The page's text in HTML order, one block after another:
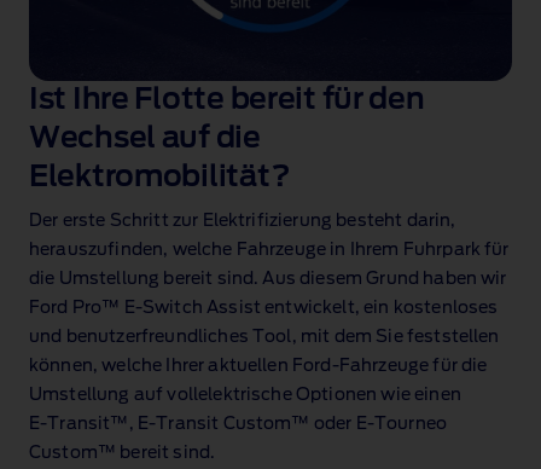
Ist Ihre Flotte bereit für den
Wechsel auf die
Elektromobilität?
Der erste Schritt zur Elektrifizierung besteht darin,
herauszufinden, welche Fahrzeuge in Ihrem Fuhrpark für
die Umstellung bereit sind. Aus diesem Grund haben wir
Ford Pro™ E‑Switch Assist entwickelt, ein kostenloses
und benutzerfreundliches Tool, mit dem Sie feststellen
können, welche Ihrer aktuellen Ford‑Fahrzeuge für die
Umstellung auf vollelektrische Optionen wie einen
E‑Transit™, E‑Transit Custom™ oder E‑Tourneo
Custom™ bereit sind.